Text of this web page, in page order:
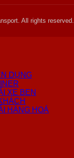
All rights reserved.
DỤNG
XE BEN
HÀNG HOÁ